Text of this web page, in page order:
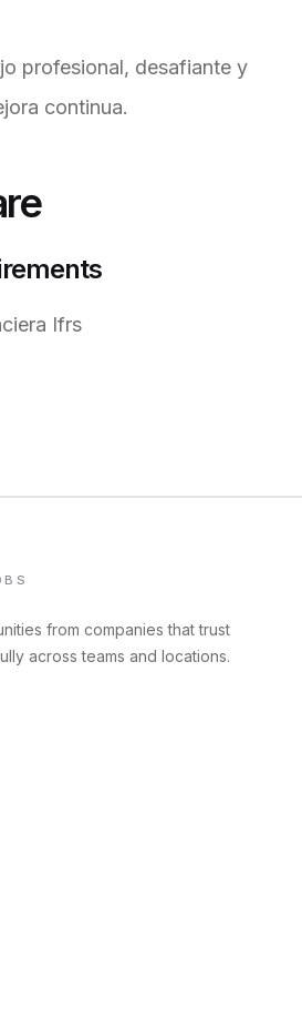
profesional, desafiante y
continua.
Ifrs
from companies that trust
across teams and locations.